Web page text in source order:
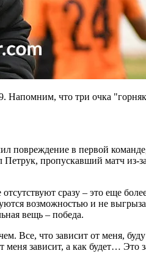
что три очка
повреждение в первой
пропускавший матч из-
сразу – это еще
возможностью и не
вещь – победа.
Все, что зависит от меня,
зависит, а как будет… Это